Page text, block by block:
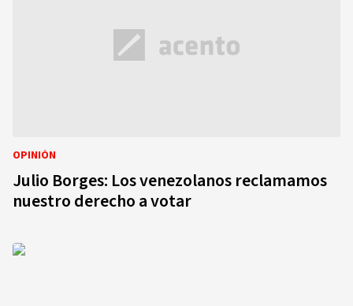
OPINIÓN
Julio Borges: Los venezolanos reclamamos
nuestro derecho a votar